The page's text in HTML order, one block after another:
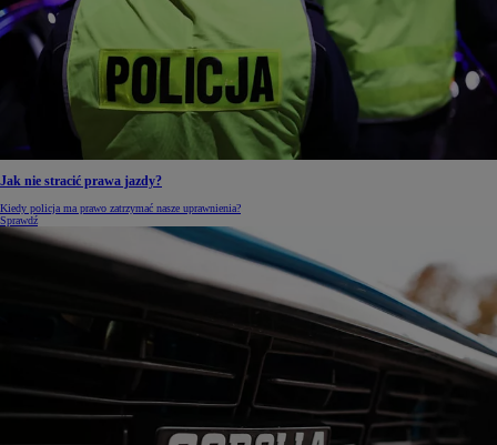
Jak nie stracić prawa jazdy?
Kiedy policja ma prawo zatrzymać nasze uprawnienia?
Sprawdź